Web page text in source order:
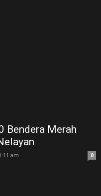
Bendera Merah
am 0